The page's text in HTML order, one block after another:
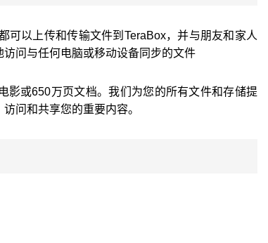
可以上传和传输文件到TeraBox，并与朋友和家人
问与任何电脑或移动设备同步的文件
影或650万页文档。我们为您的所有文件和存储提
问和共享您的重要内容。